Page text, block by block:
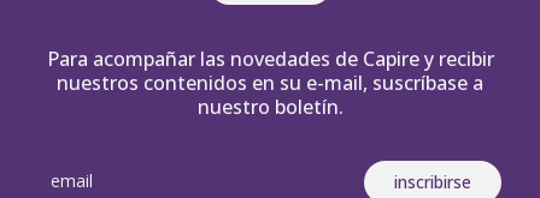
Para acompañar las novedades de Capire y recibir
nuestros contenidos en su e-mail, suscríbase a
nuestro boletín.